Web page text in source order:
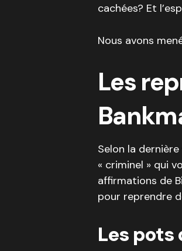
cachées? Et
Nous avons
Les
Selon la
« criminel » qui
affirmations de
pour reprendre
Les pots